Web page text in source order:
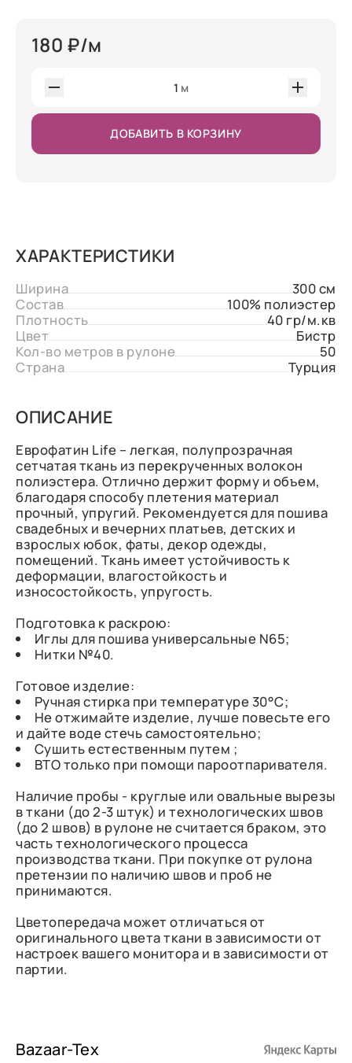
180 ₽/м
1 м
ДОБАВИТЬ В КОРЗИНУ
ХАРАКТЕРИСТИКИ
Ширина
300 см
Состав
100% полиэстер
Плотность
40 гр/м.кв
Цвет
Бистр
Кол-во метров в рулоне
50
Страна
Турция
ОПИСАНИЕ
Еврофатин Life – легкая, полупрозрачная
сетчатая ткань из перекрученных волокон
полиэстера. Отлично держит форму и объем,
благодаря способу плетения материал
прочный, упругий. Рекомендуется для пошива
свадебных и вечерних платьев, детских и
взрослых юбок, фаты, декор одежды,
помещений. Ткань имеет устойчивость к
деформации, влагостойкость и
износостойкость, упругость.
Подготовка к раскрою:
Иглы для пошива универсальные N65;
Нитки №40.
Готовое изделие:
Ручная стирка при температуре 30°С;
Не отжимайте изделие, лучше повесьте его
и дайте воде стечь самостоятельно;
Сушить естественным путем ;
ВТО только при помощи пароотпаривателя.
Наличие пробы - круглые или овальные вырезы
в ткани (до 2-3 штук) и технологических швов
(до 2 швов) в рулоне не считается браком, это
часть технологического процесса
производства ткани. При покупке от рулона
претензии по наличию швов и проб не
принимаются.
Цветопередача может отличаться от
оригинального цвета ткани в зависимости от
настроек вашего монитора и в зависимости от
партии.
Bazaar-Tex